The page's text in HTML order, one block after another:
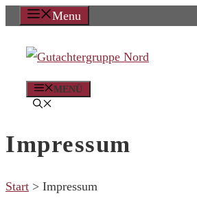
Zum
springen
Menu
MENÜ
Impressum
Start > Impressum